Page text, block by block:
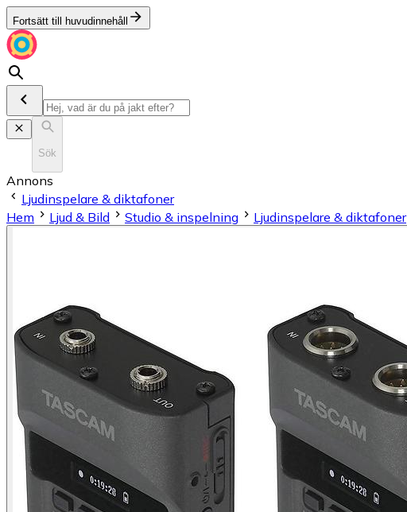
Fortsätt till huvudinnehåll
Sök
Annons
Ljudinspelare & diktafoner
Hem
Ljud & Bild Studio & inspelning Ljudinspelare & diktafoner